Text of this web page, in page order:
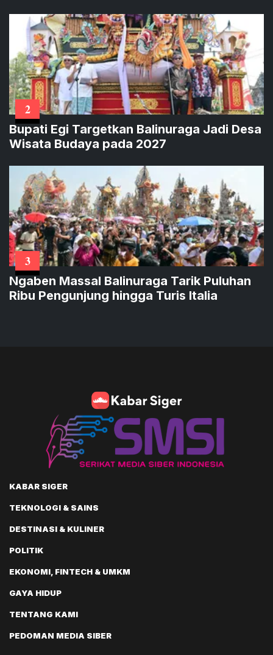
2
Bupati Egi Targetkan Balinuraga Jadi Desa
Wisata Budaya pada 2027
3
Ngaben Massal Balinuraga Tarik Puluhan
Ribu Pengunjung hingga Turis Italia
KABAR SIGER
TEKNOLOGI & SAINS
DESTINASI & KULINER
POLITIK
EKONOMI, FINTECH & UMKM
GAYA HIDUP
TENTANG KAMI
PEDOMAN MEDIA SIBER